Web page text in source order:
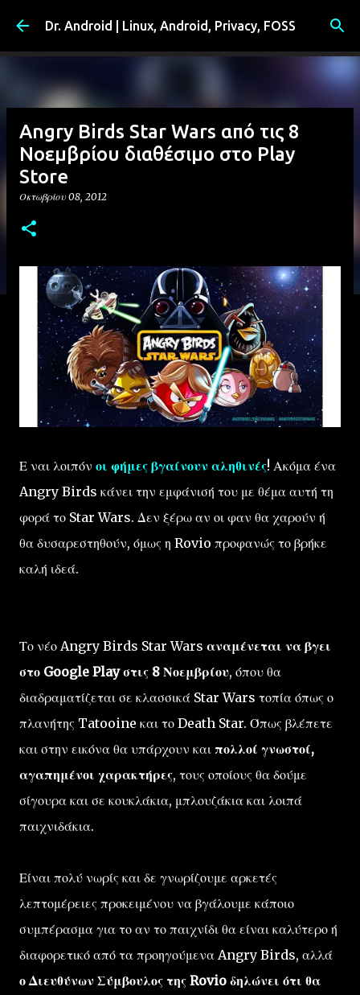
Μετάβαση στο κύριο περιεχόμενο
Dr. Android | Linux, Android, Privacy, FOSS
Angry Birds Star Wars από τις 8
Νοεμβρίου διαθέσιμο στο Play
Store
Οκτωβρίου 08, 2012
Ε ναι λοιπόν οι φήμες βγαίνουν αληθινές! Ακόμα ένα
Angry Birds κάνει την εμφάνισή του με θέμα αυτή τη
φορά το Star Wars. Δεν ξέρω αν οι φαν θα χαρούν ή
θα δυσαρεστηθούν, όμως η Rovio προφανώς το βρήκε
καλή ιδεά.
Το νέο Angry Birds Star Wars αναμένεται να βγει
στο Google Play στις 8 Νοεμβρίου, όπου θα
διαδραματίζεται σε κλασσικά Star Wars τοπία όπως ο
πλανήτης Tatooine και το Death Star. Όπως βλέπετε
και στην εικόνα θα υπάρχουν και πολλοί γνωστοί,
αγαπημένοι χαρακτήρες, τους οποίους θα δούμε
σίγουρα και σε κουκλάκια, μπλουζάκια και λοιπά
παιχνιδάκια.
Είναι πολύ νωρίς και δε γνωρίζουμε αρκετές
λεπτομέρειες προκειμένου να βγάλουμε κάποιο
συμπέρασμα για το αν το παιχνίδι θα είναι καλύτερο ή
διαφορετικό από τα προηγούμενα Angry Birds, αλλά
ο Διευθύνων Σύμβουλος της Rovio δηλώνει ότι θα